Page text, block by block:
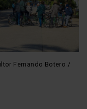
Fernando Botero /